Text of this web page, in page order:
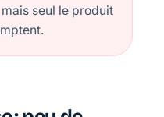
seul le produit